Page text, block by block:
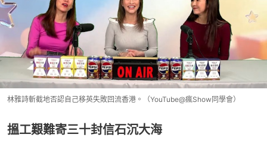
林雅詩斬截地否認自己移英失敗回流香港。（YouTube@瘋Show同學會）
搵工艱難寄三十封信石沉大海